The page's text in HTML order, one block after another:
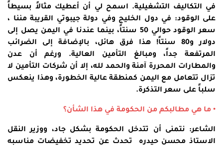
في التكاليف التشغيلية. اسمح لي أن أعطيك مثالاً بسيطاً
على الوقود: في دول الخليج وفي دولة جيبوتي القريبة مننا ،
سعر الوقود حوالي 50 سنتاً، بينما عندنا في اليمن يصل إلى
دولار و80 سنتاً! هذا فرق هائل، بالإضافة إلى الضرائب
المرتفعة جداً، ومبالغ التأمين العالية. ورغم أن عدن
والمطارات المحررة آمنة والحمد لله، إلا أن شركات التأمين لا
تزال تتعامل مع اليمن كمنطقة عالية الخطورة، وهذا ينعكس
سلباً على سعر التذكرة.
• ما هي مطالبكم من الحكومة في هذا الشأن؟
الشاعر: نتمنى أن تتدخل الحكومة بشكل جاد، ووزير النقل
الاستاذ محسن حيدره تحدث عن تحديد تخفيضات مناسبه